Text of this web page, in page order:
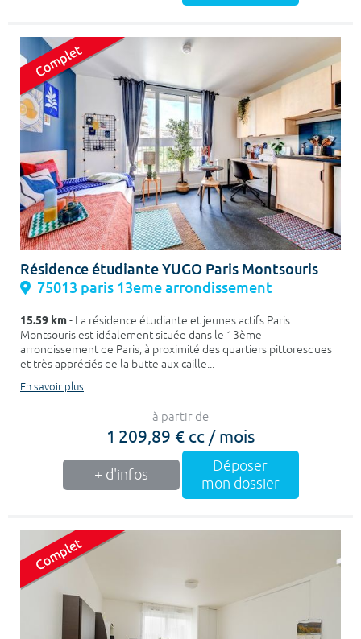
Résidence étudiante YUGO Paris Montsouris
75013 paris 13eme arrondissement
15.59 km- La résidence étudiante et jeunes actifs Paris
Montsouris est idéalement située dans le 13ème
arrondissement de Paris, à proximité des quartiers pittoresques
et très appréciés de la butte aux caille...
En savoir plus
à partir de
1 209,89 € cc / mois
+ d'infos
Déposer
mon dossier